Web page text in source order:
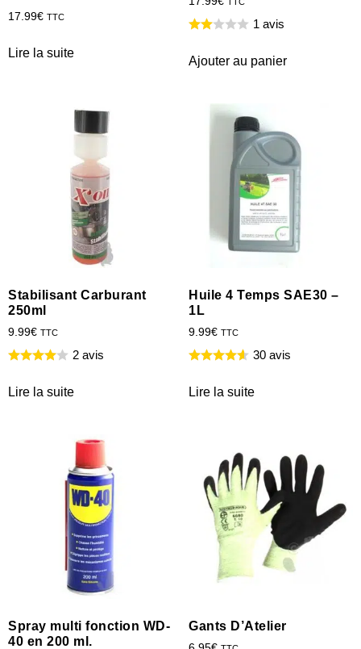
17.99€ TTC
Lire la suite
TTC
1 avis
Ajouter au panier
Stabilisant Carburant
250ml
9.99€ TTC
2 avis
Lire la suite
Huile 4 Temps SAE30 –
1L
9.99€ TTC
30 avis
Lire la suite
Spray multi fonction WD-
40 en 200 ml.
Gants D’Atelier